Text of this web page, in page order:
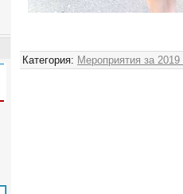
Категория: Мероприятия за 2019